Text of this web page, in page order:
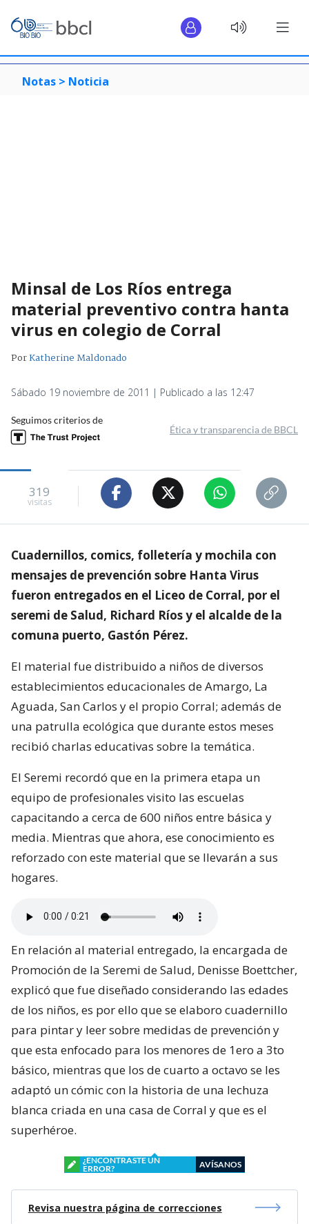
Notas > Noticia
Minsal de Los Ríos entrega
material preventivo contra hanta
virus en colegio de Corral
PorKatherine Maldonado
Sábado 19 noviembre de 2011 | Publicado a las 12:47
Seguimos criterios de
Ética y transparencia de BBCL
319
visitas
Cuadernillos, comics, folletería y mochila con
mensajes de prevención sobre Hanta Virus
fueron entregados en el Liceo de Corral, por el
seremi de Salud, Richard Ríos y el alcalde de la
comuna puerto, Gastón Pérez.
El material fue distribuido a niños de diversos
establecimientos educacionales de Amargo, La
Aguada, San Carlos y el propio Corral; además de
una patrulla ecológica que durante estos meses
recibió charlas educativas sobre la temática.
El Seremi recordó que en la primera etapa un
equipo de profesionales visito las escuelas
capacitando a cerca de 600 niños entre básica y
media. Mientras que ahora, ese conocimiento es
reforzado con este material que se llevarán a sus
hogares.
En relación al material entregado, la encargada de
Promoción de la Seremi de Salud, Denisse Boettcher,
explicó que fue diseñado considerando las edades
de los niños, es por ello que se elaboro cuadernillo
para pintar y leer sobre medidas de prevención y
que esta enfocado para los menores de 1ero a 3to
básico, mientras que los de cuarto a octavo se les
adaptó un cómic con la historia de una lechuza
blanca criada en una casa de Corral y que es el
superhéroe.
¿ENCONTRASTE UN
ERROR?
AVÍSANOS
Revisa nuestra página de correcciones